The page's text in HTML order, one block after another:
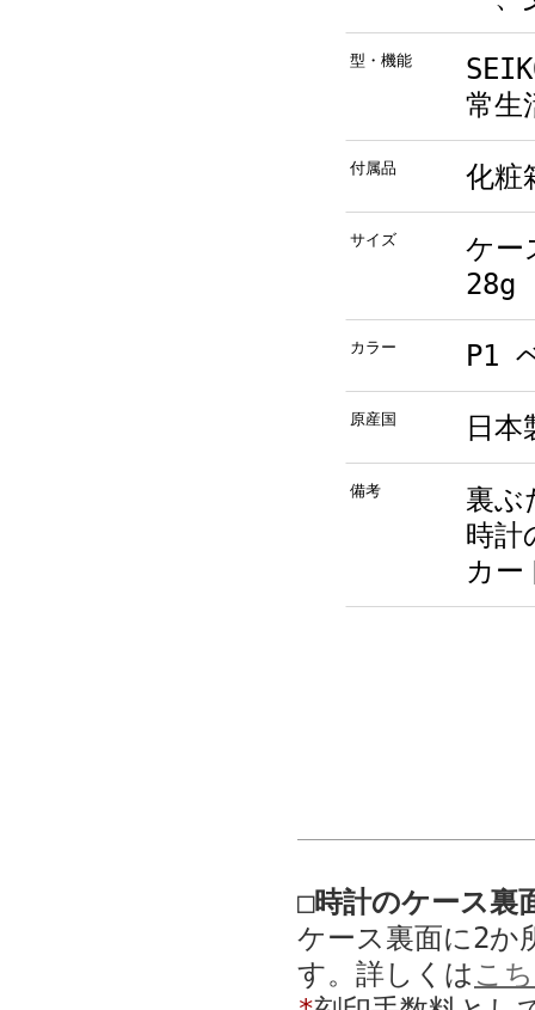
型・機能
常生
付属品 化
サイズ
ケー
28g
カラー P1
原産国 日本
備考
裏ぶ
時計
カ
□時計のケース裏
ケース裏面に2か
す。詳しくは こ